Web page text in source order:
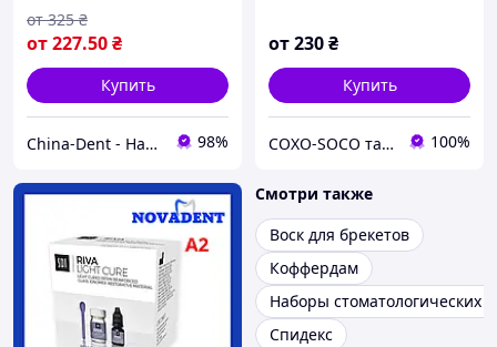
от227.50₴
от 325 ₴
Купить
China-Dent - Надійний партнер стоматолога 98%
от230₴
Купить
СOXO-SOCO та Woodpecker - Офіційний представник в Україні. ЗНИЖКИ !!! 100%
Смотри также
Воск для брекетов
Коффердам
Наборы стоматологических
Спидекс